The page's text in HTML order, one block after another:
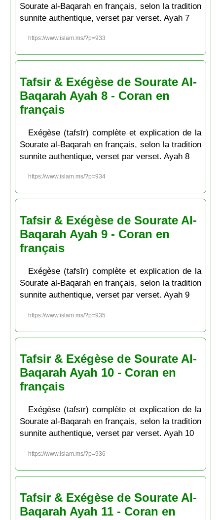
Sourate al-Baqarah en français, selon la tradition
sunnite authentique, verset par verset. Ayah 7
https://www.islam.ms/?p=933
Tafsir & Exégèse de Sourate Al-
Baqarah Ayah 8 - Coran en
français
Exégèse (tafsīr) complète et explication de la
Sourate al-Baqarah en français, selon la tradition
sunnite authentique, verset par verset. Ayah 8
https://www.islam.ms/?p=934
Tafsir & Exégèse de Sourate Al-
Baqarah Ayah 9 - Coran en
français
Exégèse (tafsīr) complète et explication de la
Sourate al-Baqarah en français, selon la tradition
sunnite authentique, verset par verset. Ayah 9
https://www.islam.ms/?p=935
Tafsir & Exégèse de Sourate Al-
Baqarah Ayah 10 - Coran en
français
Exégèse (tafsīr) complète et explication de la
Sourate al-Baqarah en français, selon la tradition
sunnite authentique, verset par verset. Ayah 10
https://www.islam.ms/?p=936
Tafsir & Exégèse de Sourate Al-
Baqarah Ayah 11 - Coran en